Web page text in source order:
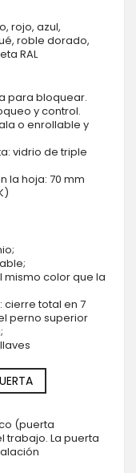
rojo, azul,
roble dorado,
RAL
para bloquear.
y control.
o enrollable y
vidrio de triple
la hoja: 70 mm
mismo color que la
cierre total en 7
perno superior
(puerta
trabajo. La puerta